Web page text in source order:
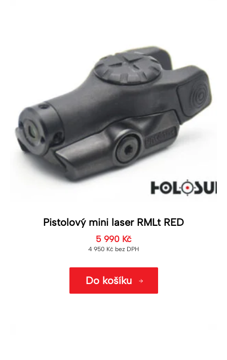
Pistolový mini laser RMLt RED
5 990 Kč
4 950 Kč bez DPH
Do košíku